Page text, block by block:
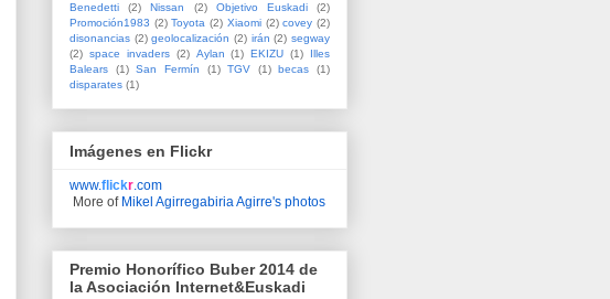
Benedetti
(2) Nissan (2) Objetivo Euskadi
(2)
Promoción1983 (2) Toyota (2) Xiaomi (2) covey (2)
disonancias (2) geolocalización (2) irán (2) segway
(2) space invaders (2) Aylan (1) EKIZU (1)
Illes
Balears
(1) San Fermín (1) TGV (1) becas
(1)
disparates (1)
Imágenes en Flickr
www.flickr .com
More of Mikel Agirregabiria Agirre's photos
Premio Honorífico Buber 2014 de
la Asociación Internet&Euskadi